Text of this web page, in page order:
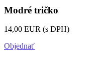
Modré tričko
14,00 EUR (s DPH)
Objednať